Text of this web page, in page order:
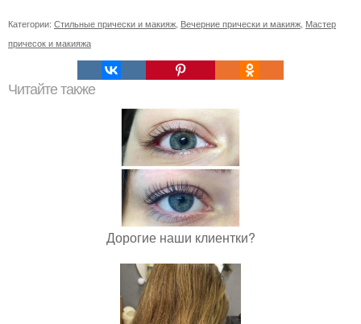
Категории: Стильные прически и макияж, Вечерние прически и макияж, Мастер
причесок и макияжа
Читайте также
Дорогие наши клиентки?